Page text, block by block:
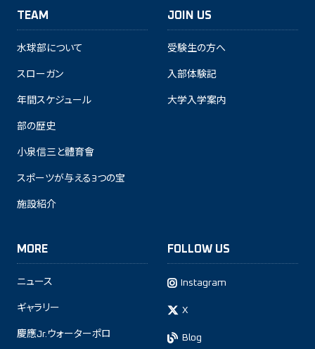
TEAM
水球部について
スローガン
年間スケジュール
部の歴史
小泉信三と體育會
スポーツが与える3つの宝
施設紹介
JOIN US
受験生の方へ
入部体験記
大学入学案内
MORE
ニュース
ギャラリー
慶應Jr.ウォーターポロ
FOLLOW US
Instagram
X
Blog